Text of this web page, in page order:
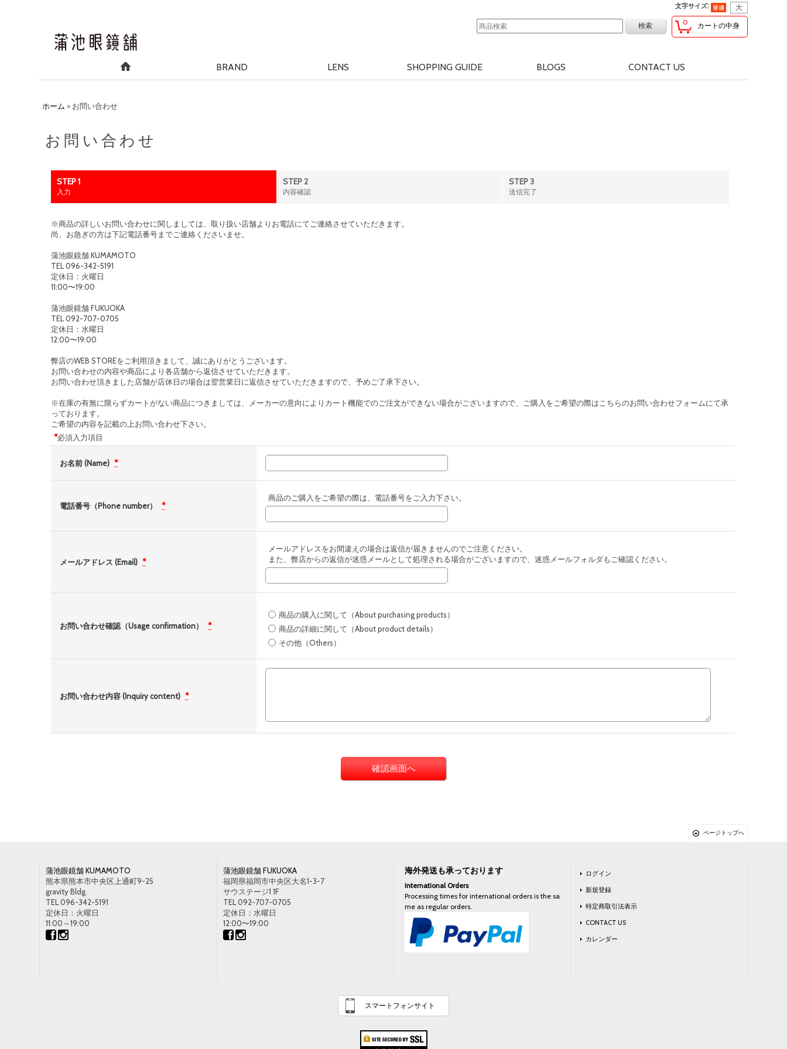
文字サイズ:
0 カートの中身
BRAND LENS SHOPPING GUIDE BLOGS CONTACT US
ホーム > お問い合わせ
お問い合わせ
STEP 1
入力
STEP 2
内容確認
STEP 3
送信完了
※商品の詳しいお問い合わせに関しましては、取り扱い店舗よりお電話にてご連絡させていただきます。
尚、お急ぎの方は下記電話番号までご連絡くださいませ。
蒲池眼鏡舗 KUMAMOTO
TEL 096-342-5191
定休日：火曜日
11:00〜19:00
蒲池眼鏡舗 FUKUOKA
TEL 092-707-0705
定休日：水曜日
12:00〜19:00
弊店のWEB STOREをご利用頂きまして、誠にありがとうございます。
お問い合わせの内容や商品により各店舗から返信させていただきます。
お問い合わせ頂きました店舗が店休日の場合は翌営業日に返信させていただきますので、予めご了承下さい。
※在庫の有無に限らずカートがない商品につきましては、メーカーの意向によりカート機能でのご注文ができない場合がございますので、ご購入をご希望の際はこちらのお問い合わせフォームにて承
っております。
ご希望の内容を記載の上お問い合わせ下さい。
*必須入力項目
お名前 (Name) *
電話番号（Phone number） *
商品のご購入をご希望の際は、電話番号をご入力下さい。
メールアドレス (Email) *
メールアドレスをお間違えの場合は返信が届きませんのでご注意ください。
また、弊店からの返信が迷惑メールとして処理される場合がございますので、迷惑メールフォルダもご確認ください。
お問い合わせ確認（Usage confirmation） *
商品の購入に関して（About purchasing products）
商品の詳細に関して（About product details）
その他（Others）
お問い合わせ内容 (Inquiry content) *
ページトップへ
蒲池眼鏡舗 KUMAMOTO
熊本県熊本市中央区上通町9-25
gravity Bldg.
TEL 096-342-5191
定休日：火曜日
11:00～19:00
蒲池眼鏡舗 FUKUOKA
福岡県福岡市中央区大名1-3-7
サウステージ1 1F
TEL 092-707-0705
定休日：水曜日
12:00〜19:00
海外発送も承っております
International Orders
Processing times for international orders is the sa
me as regular orders.
ログイン
新規登録
特定商取引法表示
CONTACT US
カレンダー
スマートフォンサイト